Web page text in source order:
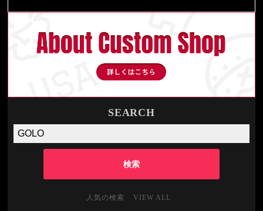
SEARCH
人気の検索 VIEW ALL